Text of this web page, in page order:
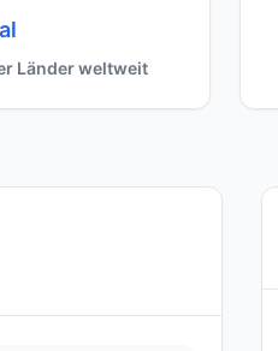
Länder weltweit